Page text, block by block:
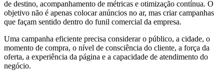
de destino, acompanhamento de métricas e otimização contínua. O
objetivo não é apenas colocar anúncios no ar, mas criar campanhas
que façam sentido dentro do funil comercial da empresa.
Uma campanha eficiente precisa considerar o público, a cidade, o
momento de compra, o nível de consciência do cliente, a força da
oferta, a experiência da página e a capacidade de atendimento do
negócio.